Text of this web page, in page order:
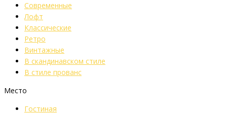
Современные
Лофт
Классические
Ретро
Винтажные
В скандинавском стиле
В стиле прованс
Место
Гостиная